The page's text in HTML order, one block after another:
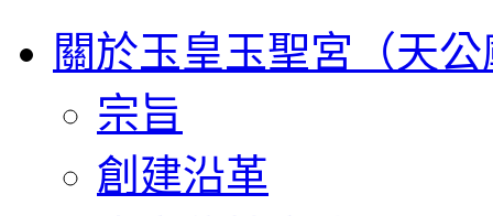
關於玉皇玉聖宮（天
宗旨
創建沿革